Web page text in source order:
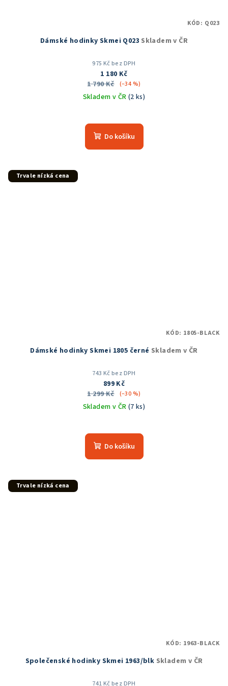
Dámské hodinky Skmei Q023 Skladem v ČR
975 Kč bez DPH
1 180 Kč
1 790 Kč
(–34 %)
Skladem v ČR (2 ks)
hodnocení
produktu
Do košíku
KÓD: Q023
Trvale nízká cena
Dámské hodinky Skmei 1805 černé Skladem v ČR
743 Kč bez DPH
899 Kč
1 299 Kč
(–30 %)
Skladem v ČR (7 ks)
hodnocení
produktu
Do košíku
KÓD: 1805-BLACK
Trvale nízká cena
Společenské hodinky Skmei 1963/blk Skladem v ČR
741 Kč bez DPH
KÓD: 1963-BLACK